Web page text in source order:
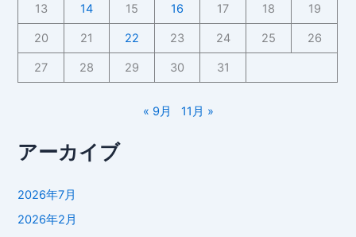
13 14 15 16 17 18 19
20 21 22 23 24 25 26
27 28 29 30 31
« 9月 11月 »
アーカイブ
2026年7月
2026年2月